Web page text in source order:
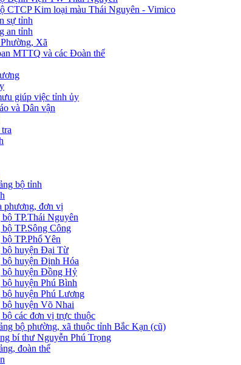
CTCP Kim loại màu Thái Nguyên - Vimico
sự tỉnh
an tỉnh
Xã
MTTQ và các Đoàn thể
giúp việc tỉnh ủy
và Dân vận
bộ tỉnh
phương, đơn vị
TP.Thái Nguyên
TP.Sông Công
TP.Phổ Yên
huyện Đại Từ
huyện Định Hóa
huyện Đồng Hỷ
huyện Phú Bình
huyện Phú Lương
huyện Võ Nhai
các đơn vị trực thuộc
bộ phường, xã thuộc tỉnh Bắc Kạn (cũ)
bí thư Nguyễn Phú Trọng
đoàn thể